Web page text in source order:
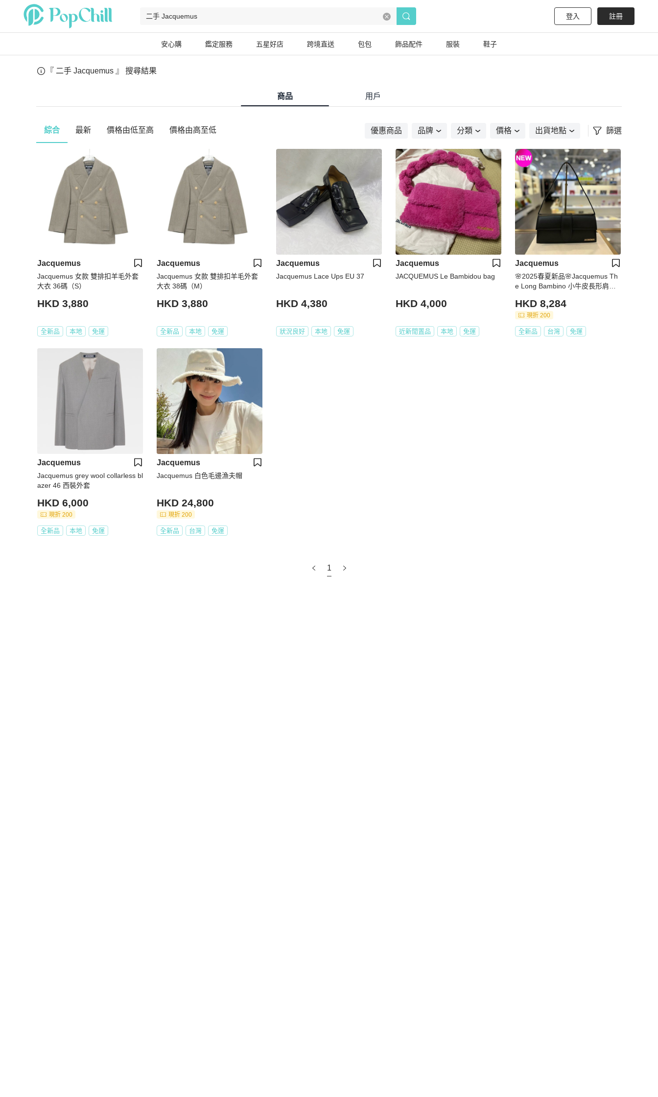
登入 註冊
安心購 鑑定服務 五星好店 跨境直送 包包 飾品配件 服裝 鞋子
『 二手 Jacquemus 』 搜尋結果
商品 用戶
綜合 最新 價格由低至高 價格由高至低 優惠商品 品牌 分類 價格 出貨地點 篩選
Jacquemus
Jacquemus 女款 雙排扣羊毛外套
大衣 36碼（S）
HKD 3,880
全新品 本地 免運
Jacquemus
Jacquemus 女款 雙排扣羊毛外套
大衣 38碼（M）
HKD 3,880
全新品 本地 免運
Jacquemus
Jacquemus Lace Ups EU 37
HKD 4,380
狀況良好 本地 免運
Jacquemus
JACQUEMUS Le Bambidou bag
HKD 4,000
近新閒置品 本地 免運
Jacquemus
🌸2025春夏新品🌸Jacquemus Th
e Long Bambino 小牛皮長形肩背
HKD 8,284
現折 200
全新品 台灣 免運
Jacquemus
Jacquemus grey wool collarless bl
azer 46 西裝外套
HKD 6,000
現折 200
全新品 本地 免運
Jacquemus
Jacquemus 白色毛邊漁夫帽
HKD 24,800
現折 200
全新品 台灣 免運
1